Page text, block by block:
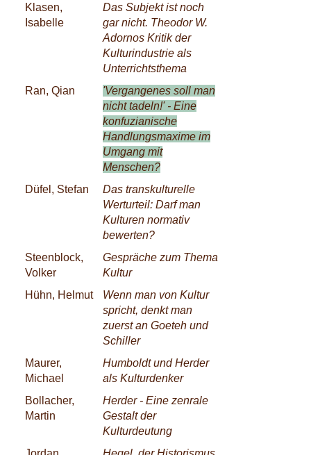
Klasen,
Isabelle
Das Subjekt ist noch
gar nicht. Theodor W.
Adornos Kritik der
Kulturindustrie als
Unterrichtsthema
Ran, Qian
'Vergangenes soll man
nicht tadeln!' - Eine
konfuzianische
Handlungsmaxime im
Umgang mit
Menschen?
Düfel, Stefan
Das transkulturelle
Werturteil: Darf man
Kulturen normativ
bewerten?
Steenblock,
Volker
Gespräche zum Thema
Kultur
Hühn, Helmut
Wenn man von Kultur
spricht, denkt man
zuerst an Goeteh und
Schiller
Maurer,
Michael
Humboldt und Herder
als Kulturdenker
Bollacher,
Martin
Herder - Eine zenrale
Gestalt der
Kulturdeutung